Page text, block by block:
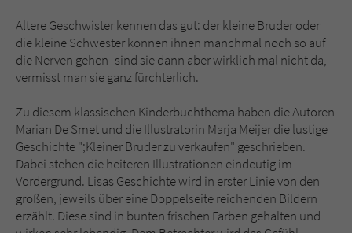
Ältere Geschwister kennen das gut: der kleine Bruder oder
die kleine Schwester können ihnen manchmal noch so auf
die Nerven gehen- sind sie dann aber wirklich mal nicht da,
vermisst man sie ganz fürchterlich.
Zu diesem klassischen Kinderbuchthema haben die Autoren
Marian De Smet und die Illustratorin Marja Meijer die lustige
Geschichte ";Kleiner Bruder zu verkaufen" geschrieben.
Dabei stehen die heiteren Illustrationen eindeutig im
Vordergrund. Lisas Geschichte wird in erster Linie von den
großen, jeweils über eine Doppelseite reichenden Bildern
erzählt. Diese sind in bunten frischen Farben gehalten und